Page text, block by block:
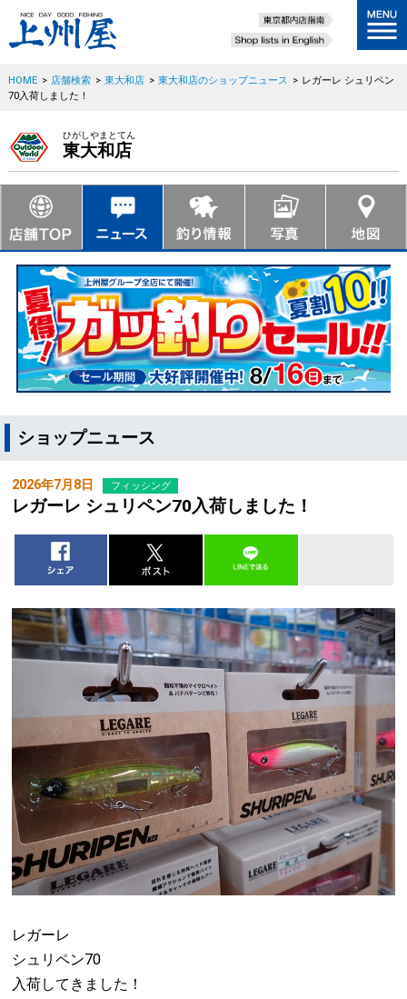
HOME > 店舗検索 > 東大和店 > 東大和店のショップニュース > レガーレ シュリペン
70入荷しました！
ひがしやまとてん
東大和店
ショップニュース
2026年7月8日 フィッシング
レガーレ シュリペン70入荷しました！
レガーレ
シュリペン70
入荷してきました！